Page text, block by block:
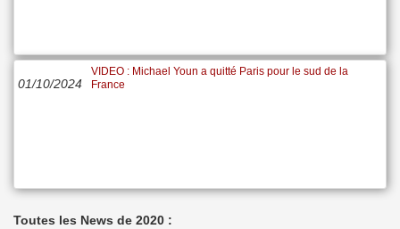
01/10/2024
VIDEO : Michael Youn a quitté Paris pour le sud de la
France
Toutes les News de 2020 :